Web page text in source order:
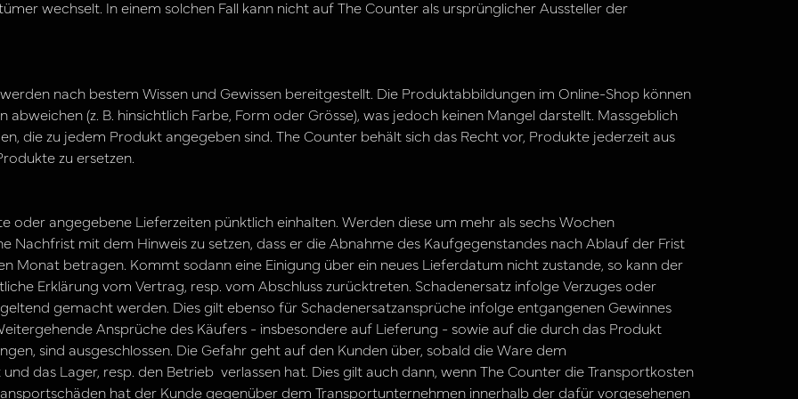
wechselt. In einem solchen Fall kann nicht auf The Counter als ursprünglicher Aussteller der
nach bestem Wissen und Gewissen bereitgestellt. Die Produktabbildungen im Online-Shop können
abweichen (z. B. hinsichtlich Farbe, Form oder Grösse), was jedoch keinen Mangel darstellt. Massgeblich
die zu jedem Produkt angegeben sind. The Counter behält sich das Recht vor, Produkte jederzeit aus
zu ersetzen.
oder angegebene Lieferzeiten pünktlich einhalten. Werden diese um mehr als sechs Wochen
Nachfrist mit dem Hinweis zu setzen, dass er die Abnahme des Kaufgegenstandes nach Ablauf der Frist
Monat betragen. Kommt sodann eine Einigung über ein neues Lieferdatum nicht zustande, so kann der
Erklärung vom Vertrag, resp. vom Abschluss zurücktreten. Schadenersatz infolge Verzuges oder
gemacht werden. Dies gilt ebenso für Schadenersatzansprüche infolge entgangenen Gewinnes
Ansprüche des Käufers - insbesondere auf Lieferung - sowie auf die durch das Produkt
sind ausgeschlossen. Die Gefahr geht auf den Kunden über, sobald die Ware dem
das Lager, resp. den Betrieb verlassen hat. Dies gilt auch dann, wenn The Counter die Transportkosten
hat der Kunde gegenüber dem Transportunternehmen innerhalb der dafür vorgesehenen